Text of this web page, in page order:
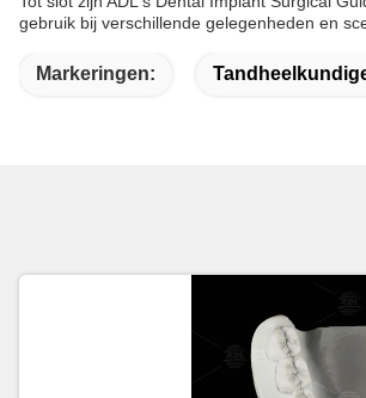
gebruik bij verschillende gelegenheden en
Markeringen: